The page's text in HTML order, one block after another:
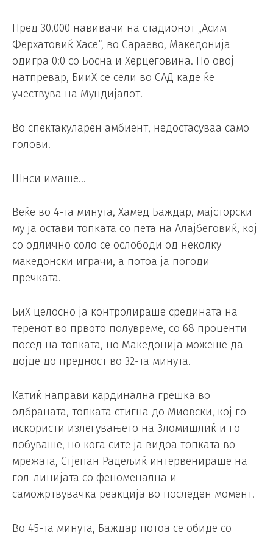
Пред 30.000 навивачи на стадионот „Асим
Ферхатовиќ Хасе“, во Сараево, Македонија
одигра 0:0 со Босна и Херцеговина. По овој
натпревар, БииХ се сели во САД каде ќе
учествува на Мундијалот.
Во спектакуларен амбиент, недостасуваа само
голови.
Шнси имаше…
Веќе во 4-та минута, Хамед Баждар, мајсторски
му ја остави топката со пета на Алајбеговиќ, кој
со одлично соло се ослободи од неколку
македонски играчи, а потоа ја погоди
пречката.
БиХ целосно ја контролираше средината на
теренот во првото полувреме, со 68 проценти
посед на топката, но Македонија можеше да
дојде до предност во 32-та минута.
Катиќ направи кардинална грешка во
одбраната, топката стигна до Миовски, кој го
искористи излегувањето на Зломишлиќ и го
лобуваше, но кога сите ја видоа топката во
мрежата, Стјепан Радељиќ интервенираше на
гол-линијата со феноменална и
саможртвувачка реакција во последен момент.
Во 45-та минута, Баждар потоа се обиде со